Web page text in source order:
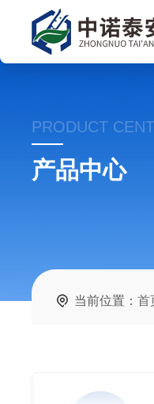
PRODUCT
产品中心
当前位置：首